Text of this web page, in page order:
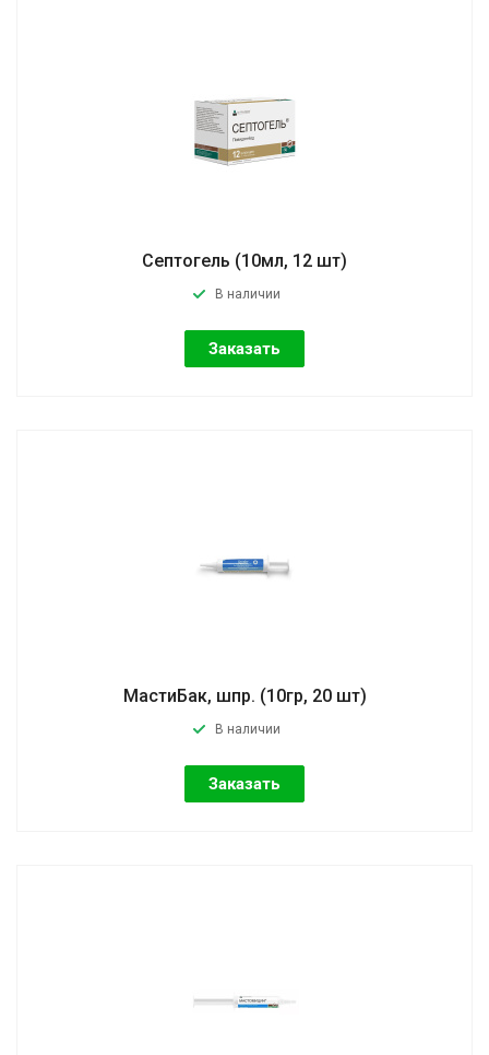
Септогель (10мл, 12 шт)
В наличии
Заказать
МастиБак, шпр. (10гр, 20 шт)
В наличии
Заказать